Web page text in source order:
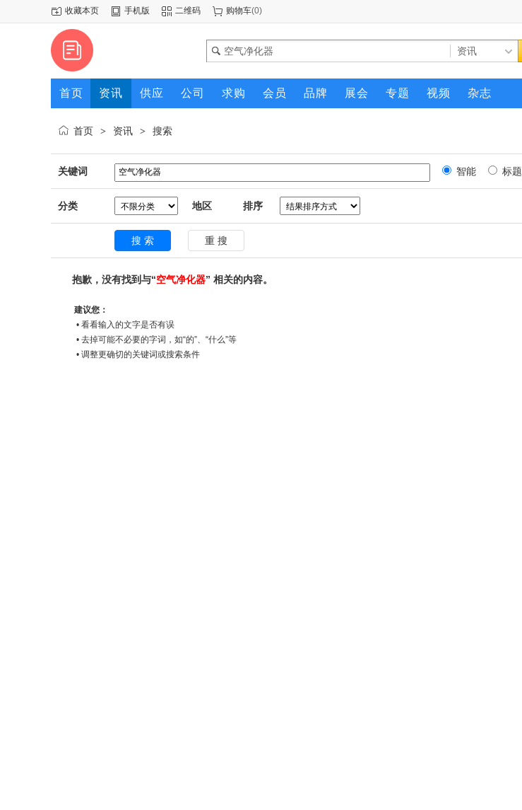
收藏本页 手机版 二维码 购物车(0)
首页 资讯 供应 公司 求购 会员 品牌 展会 专题 视频 杂志
首页 > 资讯 > 搜索
关键词 智能 标题
分类 地区 排序
抱歉，没有找到与“空气净化器” 相关的内容。
建议您：
• 看看输入的文字是否有误
• 去掉可能不必要的字词，如“的”、“什么”等
• 调整更确切的关键词或搜索条件